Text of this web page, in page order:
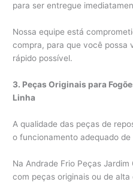
para ser entregue
Nossa equipe está
compra, para que você possa
rápido possível.
3. Peças Originais para
Linha
A qualidade das peças de
o funcionamento adequado de
Na Andrade Frio Peças
com peças originais ou de